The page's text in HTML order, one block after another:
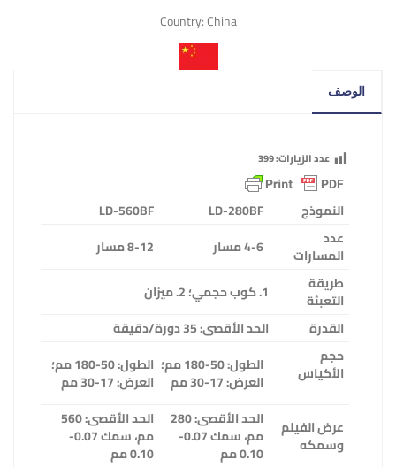
Country:China
الوصف
عدد الزيارات:399
النموذج LD-280BF
LD-560BF
عدد
المسارات 4-6 مسار
8-12 مسار
طريقة
التعبئة
1. كوب حجمي؛ 2. ميزان
القدرة
الحد الأقصى: 35 دورة/دقيقة
حجم
الأكياس الطول: 50-180 مم؛
العرض: 17-30 مم
الطول: 50-180 مم؛
العرض: 17-30 مم
عرض الفيلم
وسمكه
الحد الأقصى: 280
مم، سمك 0.07-
0.10 مم
الحد الأقصى: 560
مم، سمك 0.07-
0.10 مم